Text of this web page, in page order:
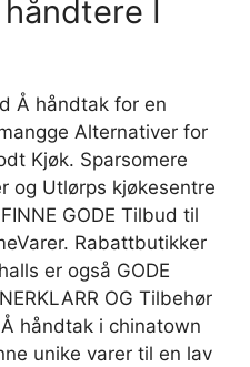
I
Å håndtak for en
Alternativer for
Kjøk. Sparsomere
og Utlørps kjøkesentre
GODE Tilbud til
Rabattbutikker
er også GODE
OG Tilbehør
håndtak i chinatown
unike varer til en lav